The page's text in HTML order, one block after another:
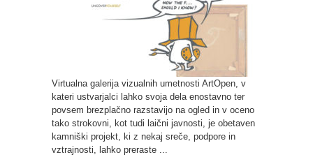
Virtualna galerija vizualnih umetnosti ArtOpen, v
kateri ustvarjalci lahko svoja dela enostavno ter
povsem brezplačno razstavijo na ogled in v oceno
tako strokovni, kot tudi laični javnosti, je obetaven
kamniški projekt, ki z nekaj sreče, podpore in
vztrajnosti, lahko preraste ...